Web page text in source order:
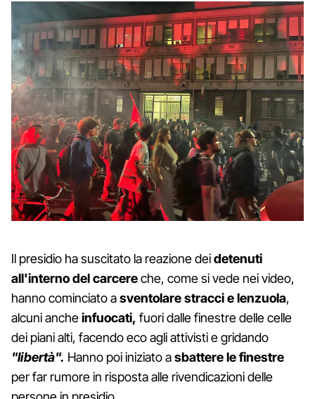
Il presidio ha suscitato la reazione deidetenuti
all'interno del carcereche, come si vede nei video,
hanno cominciato asventolare stracci e lenzuola,
alcuni ancheinfuocati, fuori dalle finestre delle celle
dei piani alti, facendo eco agli attivisti e gridando
"libertà". Hanno poi iniziato asbattere le finestre
per far rumore in risposta alle rivendicazioni delle